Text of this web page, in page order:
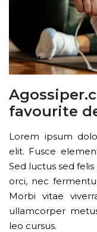
favourite
Lorem ipsum
elit. Fusce
Sed luctus sed
orci, nec
Morbi vitae
ullamcorper
leo cursus.